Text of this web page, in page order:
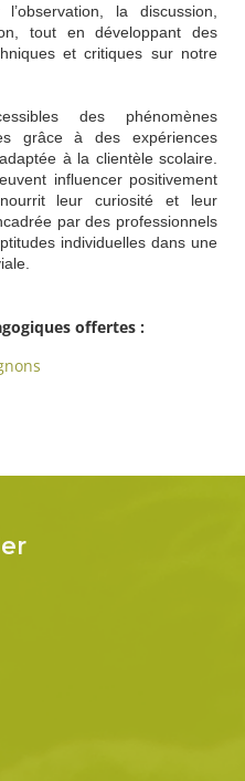
la discussion,
tout en développant des
et critiques sur notre
des phénomènes
grâce à des expériences
à la clientèle scolaire.
influencer positivement
leur curiosité et leur
par des professionnels
individuelles dans une
offertes :